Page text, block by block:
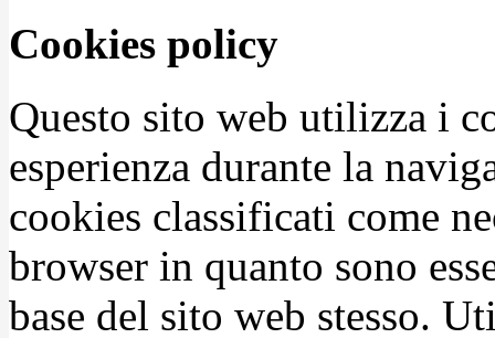
Cookies policy
Questo sito web utilizza i
esperienza durante la
cookies classificati come
browser in quanto sono
base del sito web stesso.